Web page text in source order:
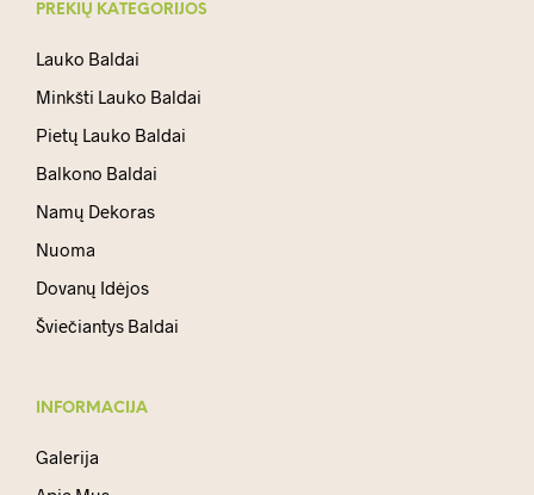
PREKIŲ KATEGORIJOS
Lauko Baldai
Minkšti Lauko Baldai
Pietų Lauko Baldai
Balkono Baldai
Namų Dekoras
Nuoma
Dovanų Idėjos
Šviečiantys Baldai
INFORMACIJA
Galerija